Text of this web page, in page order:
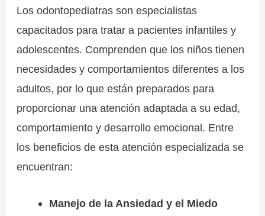
Los odontopediatras son especialistas
capacitados para tratar a pacientes infantiles y
adolescentes. Comprenden que los niños tienen
necesidades y comportamientos diferentes a los
adultos, por lo que están preparados para
proporcionar una atención adaptada a su edad,
comportamiento y desarrollo emocional. Entre
los beneficios de esta atención especializada se
encuentran:
Manejo de la Ansiedad y el Miedo